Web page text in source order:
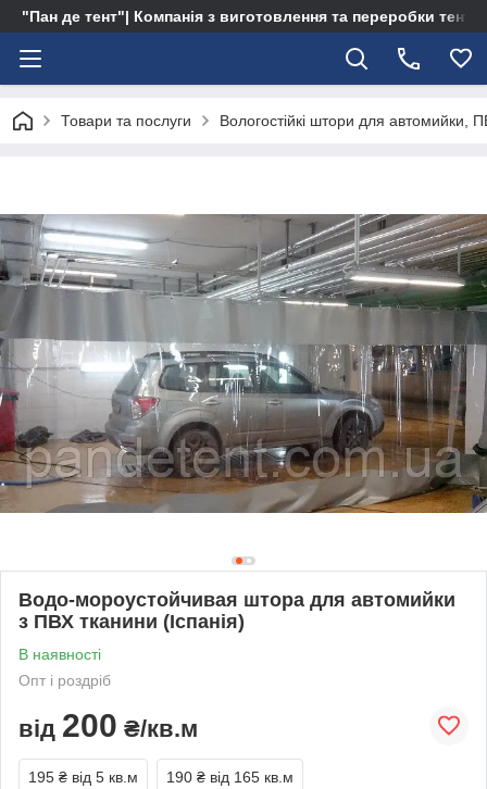
"Пан де тент"| Компанія з виготовлення та переробки тентів
Товари та послуги Вологостійкі штори для автомийки,
Водо-мороустойчивая штора для автомийки
з ПВХ тканини (Іспанія)
В наявності
Опт і роздріб
від 200 ₴/кв.м
195 ₴ від 5 кв.м 190 ₴ від 165 кв.м